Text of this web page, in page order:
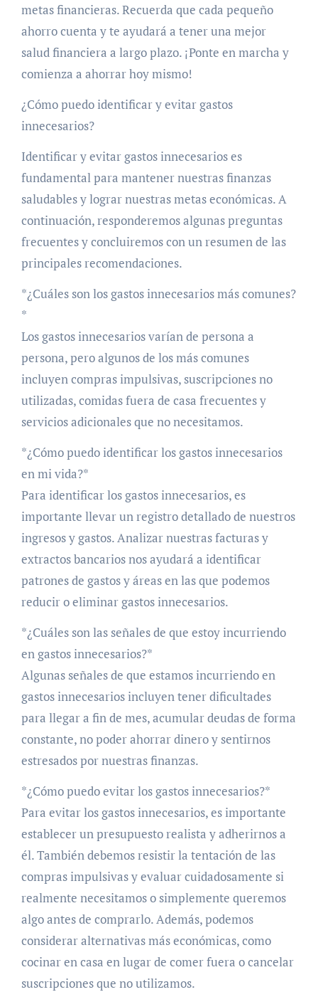
metas financieras. Recuerda que cada pequeño
ahorro cuenta y te ayudará a tener una mejor
salud financiera a largo plazo. ¡Ponte en marcha y
comienza a ahorrar hoy mismo!
¿Cómo puedo identificar y evitar gastos
innecesarios?
Identificar y evitar gastos innecesarios es
fundamental para mantener nuestras finanzas
saludables y lograr nuestras metas económicas. A
continuación, responderemos algunas preguntas
frecuentes y concluiremos con un resumen de las
principales recomendaciones.
*¿Cuáles son los gastos innecesarios más comunes?
*
Los gastos innecesarios varían de persona a
persona, pero algunos de los más comunes
incluyen compras impulsivas, suscripciones no
utilizadas, comidas fuera de casa frecuentes y
servicios adicionales que no necesitamos.
*¿Cómo puedo identificar los gastos innecesarios
en mi vida?*
Para identificar los gastos innecesarios, es
importante llevar un registro detallado de nuestros
ingresos y gastos. Analizar nuestras facturas y
extractos bancarios nos ayudará a identificar
patrones de gastos y áreas en las que podemos
reducir o eliminar gastos innecesarios.
*¿Cuáles son las señales de que estoy incurriendo
en gastos innecesarios?*
Algunas señales de que estamos incurriendo en
gastos innecesarios incluyen tener dificultades
para llegar a fin de mes, acumular deudas de forma
constante, no poder ahorrar dinero y sentirnos
estresados por nuestras finanzas.
*¿Cómo puedo evitar los gastos innecesarios?*
Para evitar los gastos innecesarios, es importante
establecer un presupuesto realista y adherirnos a
él. También debemos resistir la tentación de las
compras impulsivas y evaluar cuidadosamente si
realmente necesitamos o simplemente queremos
algo antes de comprarlo. Además, podemos
considerar alternativas más económicas, como
cocinar en casa en lugar de comer fuera o cancelar
suscripciones que no utilizamos.